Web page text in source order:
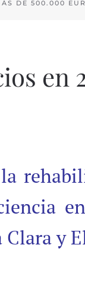
DE 500.000
en
y